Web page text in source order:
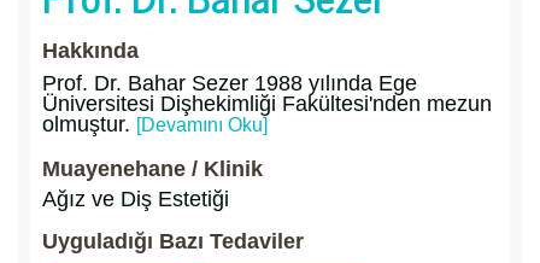
Hakkında
Prof. Dr. Bahar Sezer 1988 yılında Ege
Üniversitesi Dişhekimliği Fakültesi'nden mezun
olmuştur. [Devamını Oku]
Muayenehane / Klinik
Ağız ve Diş Estetiği
Uyguladığı Bazı Tedaviler